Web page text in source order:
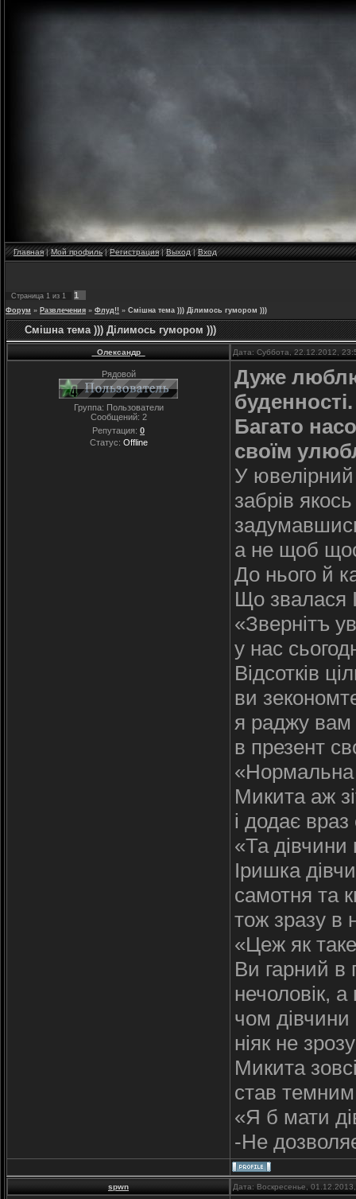
Главная|Мой профиль|Регистрация|Выход|Вход
Страница 1 из 1 1
Форум » Развлечения » Флуд!! » Смішна тема ))) Ділимось гумором )))
Смішна тема ))) Ділимось гумором )))
_Олександр_ Дата: Суббота, 22.12.2012,
Рядовой
Группа: Пользователи
Сообщений: 2
Репутация: 0
Статус: Offline
Дуже люблю
буденності.
Багато
своїм
У
забрів
а не щоб
До нього й
Що звалася
«Звернітъ
у нас
Відсотків
ви
я раджу вам
в презент
«Нормальна
Микита аж
i додає враз
«Та
Іришка
самотня та
тож зразу в
«Цеж як
Ви гарний в
нечоловік, а
чом
ніяк не
Микита
став
«Я б мати
-Не
spwn Дата: Воскресенье,